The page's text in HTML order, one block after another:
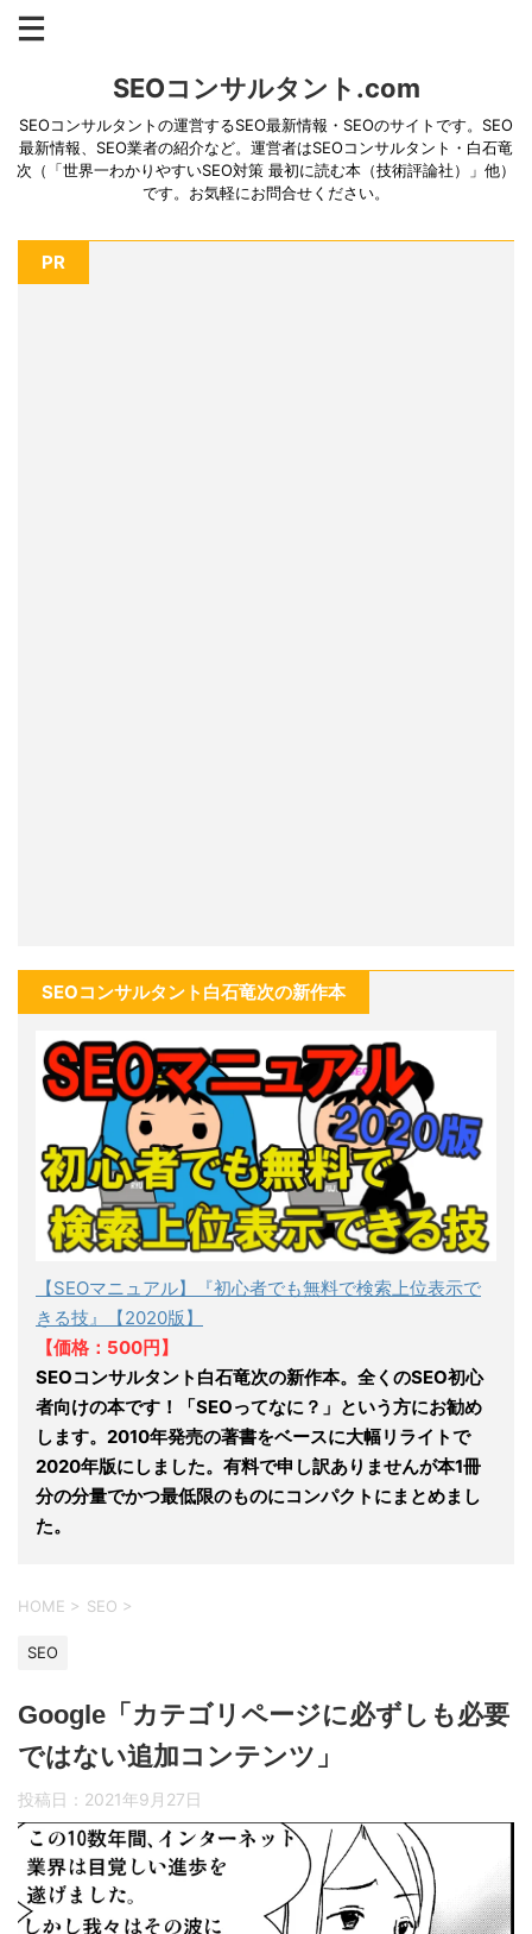
SEOコンサルタント.com
SEOコンサルタントの運営するSEO最新情報・SEOのサイトです。SEO
最新情報、SEO業者の紹介など。運営者はSEOコンサルタント・白石竜
次（「世界一わかりやすいSEO対策 最初に読む本（技術評論社）」他）
です。お気軽にお問合せください。
PR
SEOコンサルタント白石竜次の新作本
【SEOマニュアル】『初心者でも無料で検索上位表示で
きる技』【2020版】
【価格：500円】
SEOコンサルタント白石竜次の新作本。全くのSEO初心
者向けの本です！「SEOってなに？」という方にお勧め
します。2010年発売の著書をベースに大幅リライトで
2020年版にしました。有料で申し訳ありませんが本1冊
分の分量でかつ最低限のものにコンパクトにまとめまし
た。
HOME > SEO >
SEO
Google「カテゴリページに必ずしも必要
ではない追加コンテンツ」
投稿日： 2021年9月27日